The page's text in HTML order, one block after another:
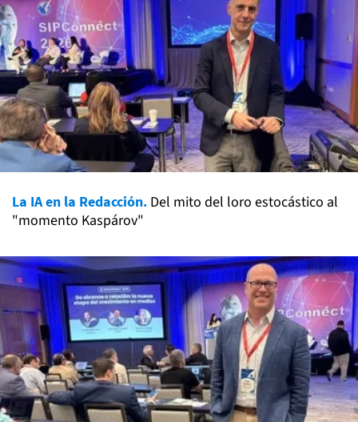
La IA en la Redacción. Del mito del loro estocástico al
"momento Kaspárov"